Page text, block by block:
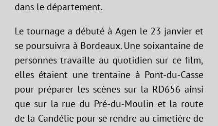
dans le département.
Le tournage a débuté à Agen le 23 janvier et
se poursuivra à Bordeaux. Une soixantaine de
personnes travaille au quotidien sur ce film,
elles étaient une trentaine à Pont-du-Casse
pour préparer les scènes sur la RD656 ainsi
que sur la rue du Pré-du-Moulin et la route
de la Candélie pour se rendre au cimetière de